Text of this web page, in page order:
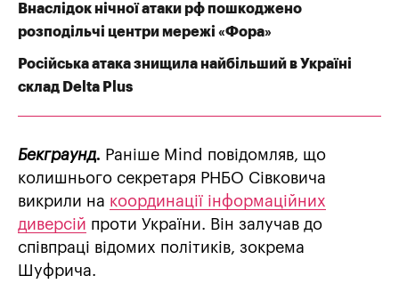
Внаслідок нічної атаки рф пошкоджено
розподільчі центри мережі «Фора»
Російська атака знищила найбільший в Україні
склад Delta Plus
Бекграунд. Раніше Mind повідомляв, що
колишнього секретаря РНБО Сівковича
викрили на координації інформаційних
диверсій проти України. Він залучав до
співпраці відомих політиків, зокрема
Шуфрича.